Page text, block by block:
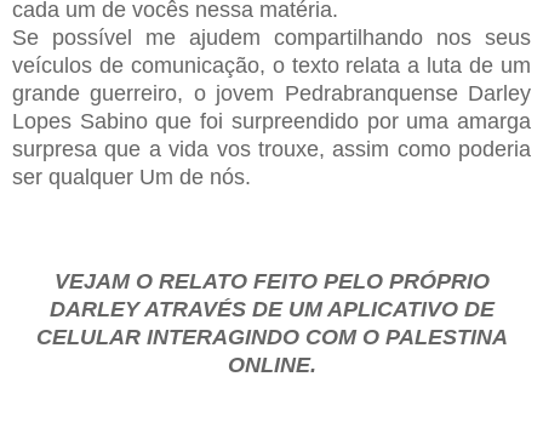
cada um de vocês nessa matéria.
Se possível me ajudem compartilhando nos seus
veículos de comunicação, o texto relata a luta de um
grande guerreiro, o jovem Pedrabranquense Darley
Lopes Sabino que foi surpreendido por uma amarga
surpresa que a vida vos trouxe, assim como poderia
ser qualquer Um de nós.
VEJAM O RELATO FEITO PELO PRÓPRIO
DARLEY ATRAVÉS DE UM APLICATIVO DE
CELULAR INTERAGINDO COM O PALESTINA
ONLINE.